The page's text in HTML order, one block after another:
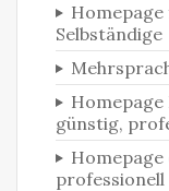
Selbständige‎
Homepage
günstig,
professionell